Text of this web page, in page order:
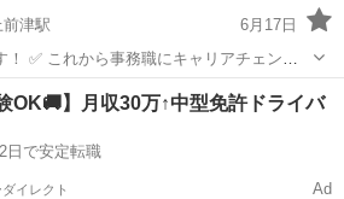
津駅
6月17日
✅ これから事務職にキャリアチェンジ
け、パソコンスキルに自信をつけたい ✅
い 👨‍💼 30代・40代の転職
津駅 VBA
OK🚚】月収30万↑中型免許ドライバ
日で安定転職
イレクト Ad